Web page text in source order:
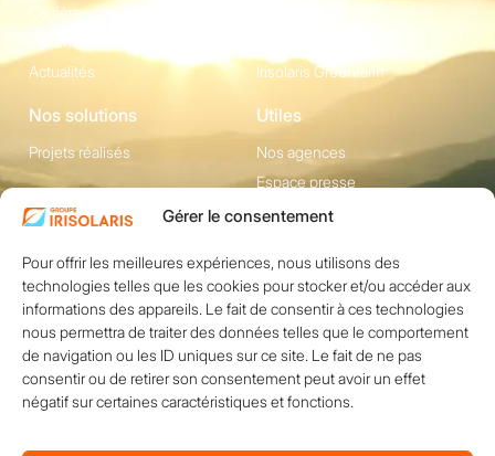
Gérer le consentement
Pour offrir les meilleures expériences, nous utilisons des
technologies telles que les cookies pour stocker et/ou accéder aux
informations des appareils. Le fait de consentir à ces technologies
nous permettra de traiter des données telles que le comportement
de navigation ou les ID uniques sur ce site. Le fait de ne pas
consentir ou de retirer son consentement peut avoir un effet
négatif sur certaines caractéristiques et fonctions.
Carrière
Partenaires
Actualités
Irisolaris Greentariff
Nos solutions
Projets réalisés
Utiles
Nos agences
Espace presse
Contact
1200 avenue Olivier
Perroy, Bât. F -
13790 ROUSSET
+33 (0)4 84 49 24
20
Nous contacter
Réseaux sociaux